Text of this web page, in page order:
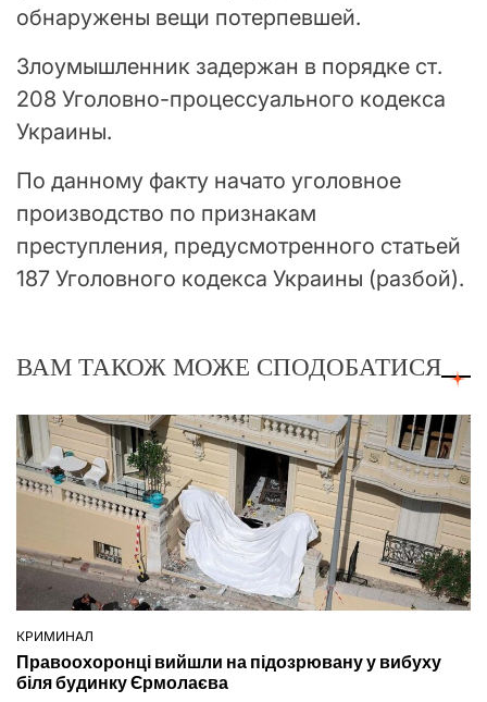
обнаружены вещи потерпевшей.
Злоумышленник задержан в порядке ст.
208 Уголовно-процессуального кодекса
Украины.
По данному факту начато уголовное
производство по признакам
преступления, предусмотренного статьей
187 Уголовного кодекса Украины (разбой).
ВАМ ТАКОЖ МОЖЕ СПОДОБАТИСЯ
ОПУБЛІКУВАТИ
КРИМИНАЛ
Правоохоронці вийшли на підозрювану у вибуху
біля будинку Єрмолаєва